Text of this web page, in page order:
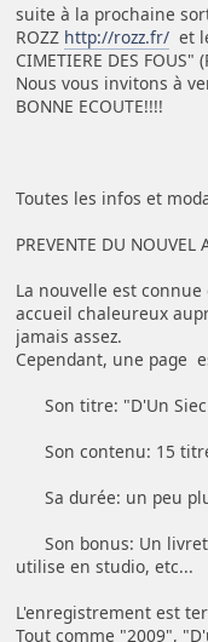
suite à la prochaine
ROZZ http://rozz.fr/et
CIMETIERE DES
Nous vous invitons à
BONNE ECOUTE!!!!
Toutes les infos et
PREVENTE DU
La nouvelle est
accueil chaleureux
jamais assez.
Cependant, une page
Son titre: "D'Un
Son contenu: 15
Sa durée: un peu
Son bonus: Un livret
utilise en studio, etc...
L'enregistrement est
Tout comme "2009",